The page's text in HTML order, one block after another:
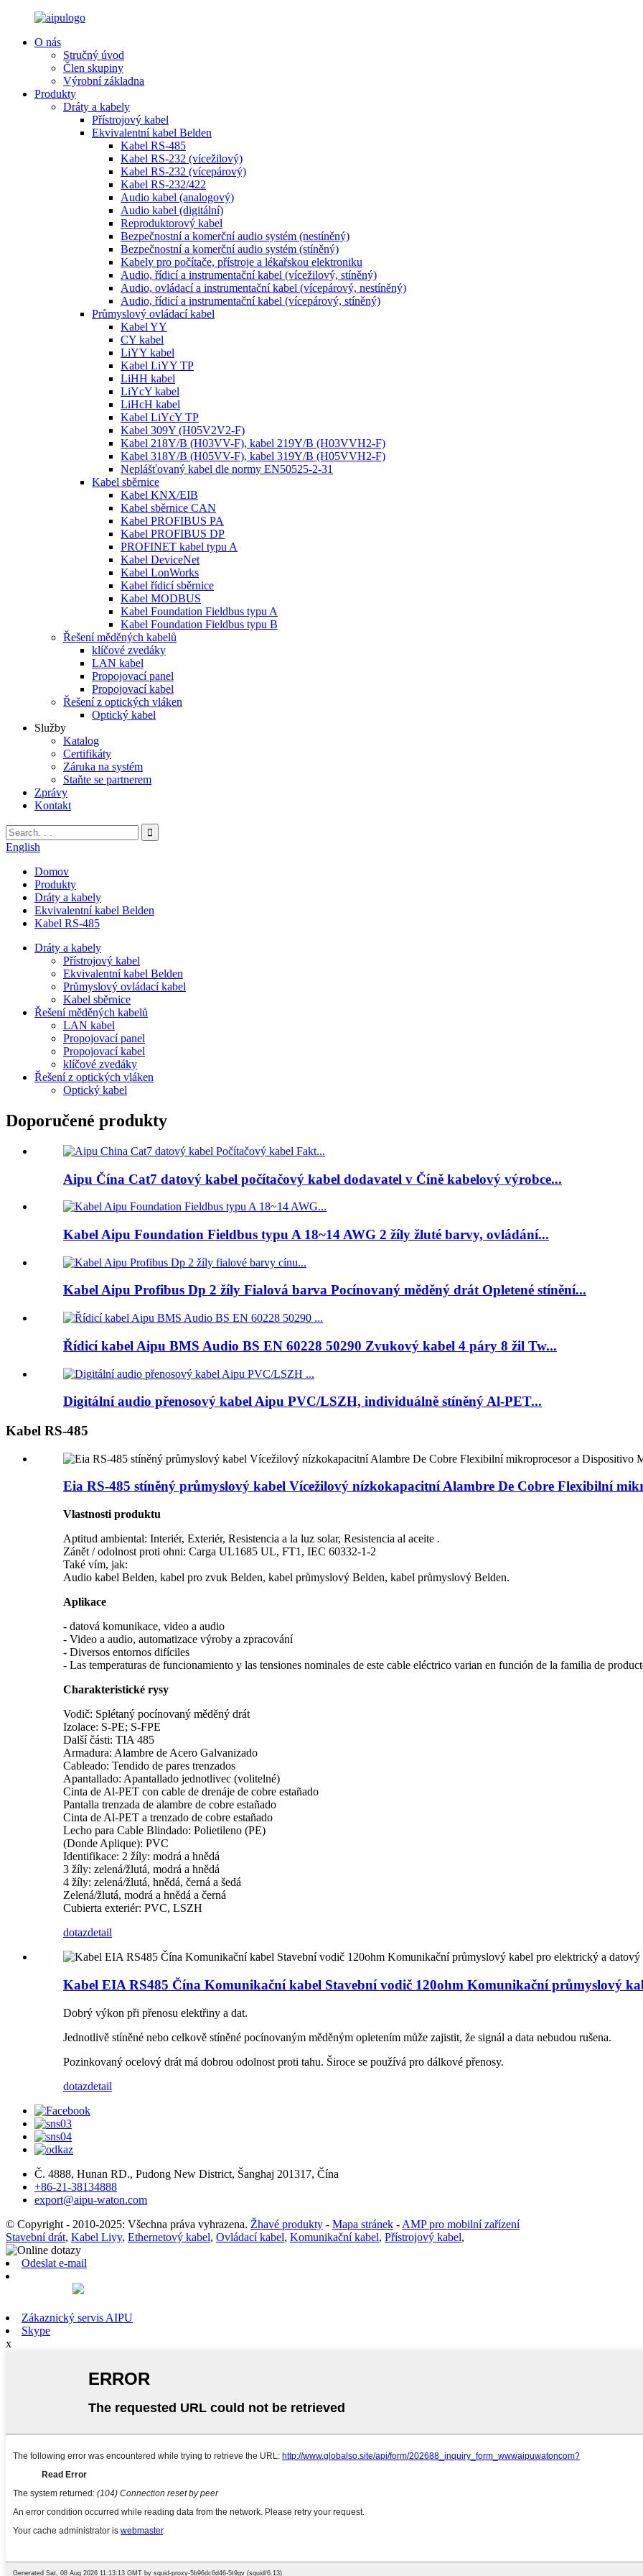
O nás
Stručný úvod
Člen skupiny
Výrobní základna
Produkty
Dráty a kabely
Přístrojový kabel
Ekvivalentní kabel Belden
Kabel RS-485
Kabel RS-232 (vícežilový)
Kabel RS-232 (vícepárový)
Kabel RS-232/422
Audio kabel (analogový)
Audio kabel (digitální)
Reproduktorový kabel
Bezpečnostní a komerční audio systém (nestíněný)
Bezpečnostní a komerční audio systém (stíněný)
Kabely pro počítače, přístroje a lékařskou elektroniku
Audio, řídicí a instrumentační kabel (vícežilový, stíněný)
Audio, ovládací a instrumentační kabel (vícepárový, nestíněný)
Audio, řídicí a instrumentační kabel (vícepárový, stíněný)
Průmyslový ovládací kabel
Kabel YY
CY kabel
LiYY kabel
Kabel LiYY TP
LiHH kabel
LiYcY kabel
LiHcH kabel
Kabel LiYcY TP
Kabel 309Y (H05V2V2-F)
Kabel 218Y/B (H03VV-F), kabel 219Y/B (H03VVH2-F)
Kabel 318Y/B (H05VV-F), kabel 319Y/B (H05VVH2-F)
Neplášťovaný kabel dle normy EN50525-2-31
Kabel sběrnice
Kabel KNX/EIB
Kabel sběrnice CAN
Kabel PROFIBUS PA
Kabel PROFIBUS DP
PROFINET kabel typu A
Kabel DeviceNet
Kabel LonWorks
Kabel řídicí sběrnice
Kabel MODBUS
Kabel Foundation Fieldbus typu A
Kabel Foundation Fieldbus typu B
Řešení měděných kabelů
klíčové zvedáky
LAN kabel
Propojovací panel
Propojovací kabel
Řešení z optických vláken
Optický kabel
Služby
Katalog
Certifikáty
Záruka na systém
Staňte se partnerem
Zprávy
Kontakt
English
Domov
Produkty
Dráty a kabely
Ekvivalentní kabel Belden
Kabel RS-485
Dráty a kabely
Přístrojový kabel
Ekvivalentní kabel Belden
Průmyslový ovládací kabel
Kabel sběrnice
Řešení měděných kabelů
LAN kabel
Propojovací panel
Propojovací kabel
klíčové zvedáky
Řešení z optických vláken
Optický kabel
Doporučené produkty
Aipu Čína Cat7 datový kabel počítačový kabel dodavatel v Číně kabelový výrobce...
Kabel Aipu Foundation Fieldbus typu A 18~14 AWG 2 žíly žluté barvy, ovládání...
Kabel Aipu Profibus Dp 2 žíly Fialová barva Pocínovaný měděný drát Opletené stínění...
Řídicí kabel Aipu BMS Audio BS EN 60228 50290 Zvukový kabel 4 páry 8 žil Tw...
Digitální audio přenosový kabel Aipu PVC/LSZH, individuálně stíněný Al-PET...
Kabel RS-485
Eia RS-485 stíněný průmyslový kabel Vícežilový nízkokapacitní Alambre De Cobre Flexibilní
Vlastnosti produktu
Aptitud ambiental: Interiér, Exteriér, Resistencia a la luz solar, Resistencia al aceite .
Zánět / odolnost proti ohni: Carga UL1685 UL, FT1, IEC 60332-1-2
Také vím, jak:
Audio kabel Belden, kabel pro zvuk Belden, kabel průmyslový Belden, kabel průmyslový Belden.
Aplikace
- datová komunikace, video a audio
- Video a audio, automatizace výroby a zpracování
- Diversos entornos difíciles
- Las temperaturas de funcionamiento y las tensiones nominales de este cable eléctrico varian en función de la familia de
Charakteristické rysy
Vodič: Splétaný pocínovaný měděný drát
Izolace: S-PE; S-FPE
Další části: TIA 485
Armadura: Alambre de Acero Galvanizado
Cableado: Tendido de pares trenzados
Apantallado: Apantallado jednotlivec (volitelné)
Cinta de Al-PET con cable de drenáje de cobre estañado
Pantalla trenzada de alambre de cobre estañado
Cinta de Al-PET a trenzado de cobre estañado
Lecho para Cable Blindado: Polietileno (PE)
(Donde Aplique): PVC
Identifikace: 2 žíly: modrá a hnědá
3 žíly: zelená/žlutá, modrá a hnědá
4 žíly: zelená/žlutá, hnědá, černá a šedá
Zelená/žlutá, modrá a hnědá a černá
Cubierta exteriér: PVC, LSZH
dotazdetail
Kabel EIA RS485 Čína Komunikační kabel Stavební vodič 120ohm Komunikační průmyslový
Dobrý výkon při přenosu elektřiny a dat.
Jednotlivě stíněné nebo celkově stíněné pocínovaným měděným opletením může zajistit, že signál a data nebudou rušena.
Pozinkovaný ocelový drát má dobrou odolnost proti tahu. Široce se používá pro dálkové přenosy.
dotazdetail
Č. 4888, Hunan RD., Pudong New District, Šanghaj 201317, Čína
+86-21-38134888
export@aipu-waton.com
© Copyright - 2010-2025: Všechna práva vyhrazena. Žhavé produkty - Mapa stránek - AMP pro mobilní zařízení
Stavební drát, Kabel Liyy, Ethernetový kabel, Ovládací kabel, Komunikační kabel, Přístrojový kabel,
Odeslat e-mail
Zákaznický servis AIPU
Skype
x